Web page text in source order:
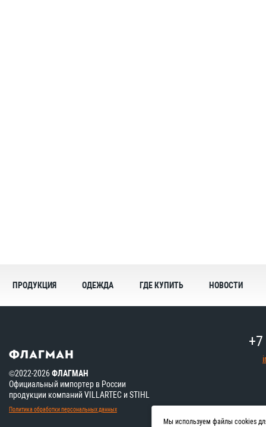
ПРОДУКЦИЯ ОДЕЖДА ГДЕ КУПИТЬ НОВОСТИ
©2022-2026ФЛАГМАН
Официальный импортер в России
продукции компаний VILLARTEC и STIHL
Политика обработки персональных данных
Мы используем файлы cookies